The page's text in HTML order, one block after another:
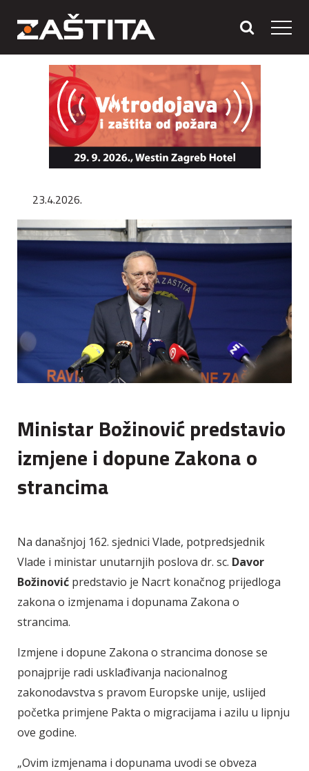
23.4.2026.
Ministar Božinović predstavio
izmjene i dopune Zakona o
strancima
Na današnjoj 162. sjednici Vlade, potpredsjednik
Vlade i ministar unutarnjih poslova dr. sc. Davor
Božinović predstavio je Nacrt konačnog prijedloga
zakona o izmjenama i dopunama Zakona o
strancima.
Izmjene i dopune Zakona o strancima donose se
ponajprije radi usklađivanja nacionalnog
zakonodavstva s pravom Europske unije, uslijed
početka primjene Pakta o migracijama i azilu u lipnju
ove godine.
„Ovim izmjenama i dopunama uvodi se obveza